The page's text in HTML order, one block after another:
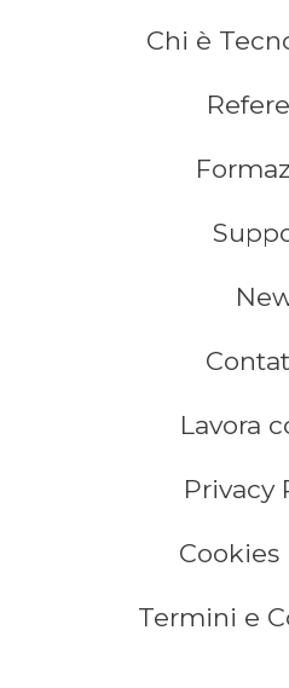
Chi è
Lavora
Privacy
Cookies
Termini e